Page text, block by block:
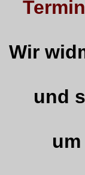
Wir
und